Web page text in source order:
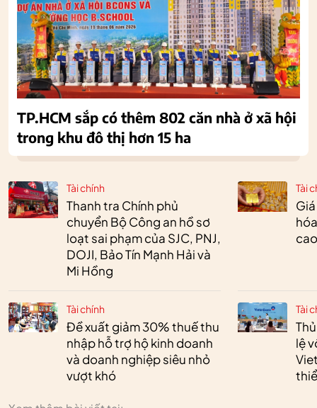
Tài chính
Thanh tra Chính phủ
chuyển Bộ Công an hồ sơ
loạt sai phạm của SJC, PNJ,
DOJI, Bảo Tín Mạnh Hải và
Mi Hồng
Tài chính
Đề xuất giảm 30% thuế thu
nhập hỗ trợ hộ kinh doanh
và doanh nghiệp siêu nhỏ
vượt khó
Tài
Tài
lệ
TP.HCM sắp có thêm 802 căn nhà ở xã hội
trong khu đô thị hơn 15 ha